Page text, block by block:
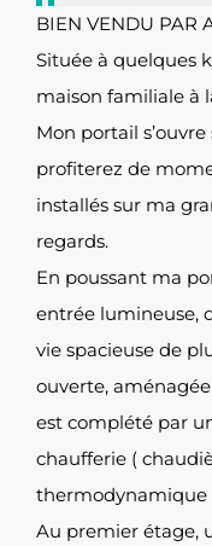
BIEN VENDU PAR
Située à quelques
maison familiale à
Mon portail
profiterez de
installés sur ma
regards.
En poussant ma
entrée lumineuse,
vie spacieuse de
ouverte,
est complété par
chaufferie (
thermodynamique
Au premier étage,